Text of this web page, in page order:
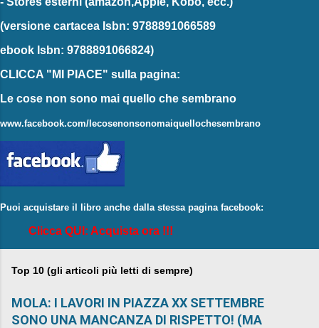
(versione cartacea Isbn: 9788891066589
ebook Isbn: 9788891066824)
CLICCA "MI PIACE" sulla pagina:
Le cose non sono mai quello che sembrano
www.facebook.com/lecosenonsonomaiquellochesembrano
Puoi acquistare il libro anche dalla stessa pagina facebook:
Clicca QUI: Acquista ora !!!
Top 10 (gli articoli più letti di sempre)
MOLA: I LAVORI IN PIAZZA XX SETTEMBRE
SONO UNA MANCANZA DI RISPETTO! (MA